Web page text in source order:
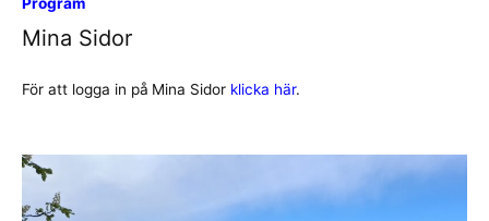
Mina Sidor
För att logga in på Mina Sidor klicka här.